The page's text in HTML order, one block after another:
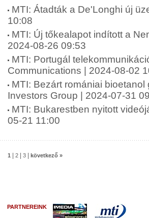
MTI: Átadták a De'Longhi új
10:08
MTI: Új tőkealapot indított a
2024-08-26 09:53
MTI: Portugál
Communications | 2024-08-02
MTI: Bezárt romániai
Investors Group | 2024-07-31
MTI: Bukarestben nyitott
05-21 11:00
1 2 3 következő »
PARTNEREINK